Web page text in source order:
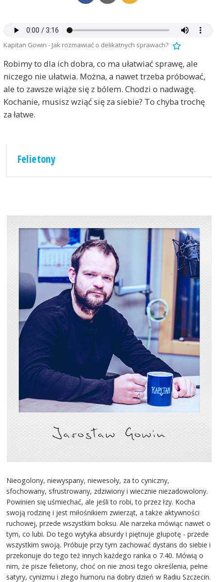
Kapitan Gowin - Jak rozmawiać o delikatnych sprawach?
Robimy to dla ich dobra, co ma ułatwiać sprawę, ale
niczego nie ułatwia. Można, a nawet trzeba próbować,
ale to zawsze wiąże się z bólem. Chodzi o nadwagę.
Kochanie, musisz wziąć się za siebie? To chyba trochę
za łatwe.
Felietony
Nieogolony, niewyspany, niewesoły, za to cyniczny,
sfochowany, sfrustrowany, zdziwiony i wiecznie niezadowolony.
Powinien się uśmiechać, ale jeśli to robi, to przez łzy. Kocha
swoją rodzinę i jest miłośnikiem zwierząt, a także aktywności
ruchowej, przede wszystkim boksu. Ale narzeka mówiąc nawet o
tym, co lubi. Do tego wytyka absurdy i piętnuje głupotę - przede
wszystkim swoją. Próbuje przy tym zachować dystans do siebie i
przekonuje do tego też innych każdego ranka o 7.40. Mówią o
nim, że pisze felietony, choć on nie znosi tego określenia, pełne
satyry, cynizmu i złego humoru na dobry dzień w Radiu Szczecin.